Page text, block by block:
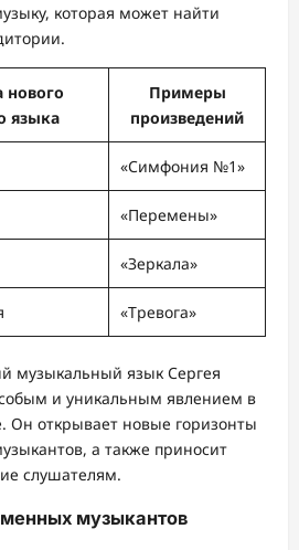
которая может найти
нового
языка
Примеры
произведений
«Симфония №1»
«Перемены»
«Зеркала»
«Тревога»
музыкальный язык Сергея
и уникальным явлением в
Он открывает новые горизонты
а также приносит
слушателям.
музыкантов